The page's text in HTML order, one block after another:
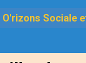
O'rizons Sociale